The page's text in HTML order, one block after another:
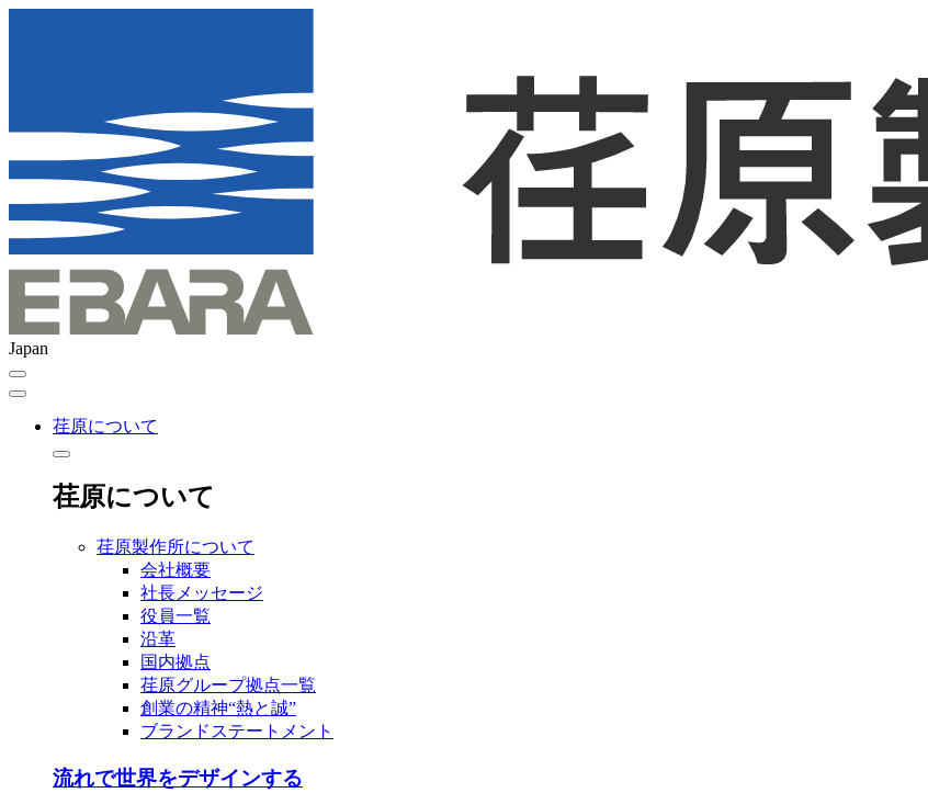
Japan
荏原について
荏原について
荏原製作所について
会社概要
社長メッセージ
役員一覧
沿革
国内拠点
荏原グループ拠点一覧
創業の精神“熱と誠”
ブランドステートメント
流れで世界をデザインする